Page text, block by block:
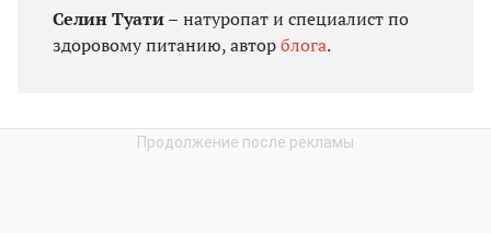
Селин Туати – натуропат и специалист по
здоровому питанию, авторблога.